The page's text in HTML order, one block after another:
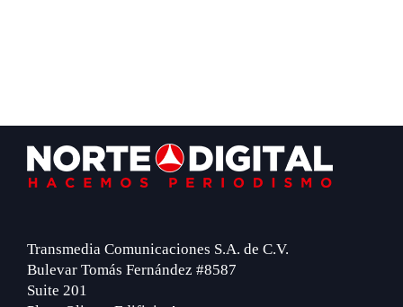
Footer
Transmedia Comunicaciones S.A. de C.V.
Bulevar Tomás Fernández #8587
Suite 201